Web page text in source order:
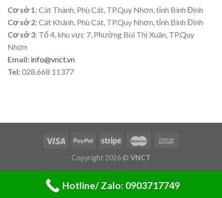
Cơ sở 1: Cát Thành, Phù Cát, TP.Quy Nhơn, tỉnh Bình Định
Cơ sở 2: Cát Khánh, Phù Cát, TP.Quy Nhơn, tỉnh Bình Định
Cơ sở 3: Tổ 4, khu vực 7, Phường Bùi Thị Xuân, TP.Quy
Nhơn
Email: info@vnct.vn
Tel:028.668 11377
Copyright 2026 © VNCT
Hotline/ Zalo: 0903717749